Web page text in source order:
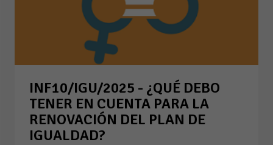
INF10/IGU/2025 - ¿QUÉ DEBO
TENER EN CUENTA PARA LA
RENOVACIÓN DEL PLAN DE
IGUALDAD?